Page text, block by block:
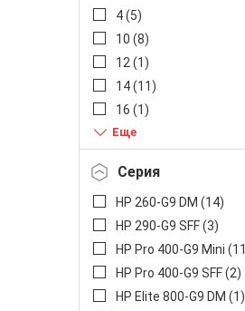
Intel i5-13500T (
Intel i5-14500 (
Intel i5-14500T (
Intel Cel C7305 (
Intel i7-12700 (
Intel i7-13700 (
Intel i7-14700 (
4 (5)
10 (8)
12 (1)
14 (11)
16 (1)
20 (
Серия
HP 260-G9 DM (14)
HP 290-G9 SFF (3)
HP Pro 400-G9 Mini (11
HP Pro 400-G9 SFF (2)
HP Elite 800-G9 DM (1)